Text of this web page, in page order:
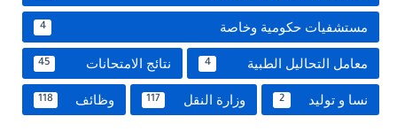
مستشفيات حكومية وخاصة 4
معامل التحاليل الطبية 4 نتائج الامتحانات 45
نسا و توليد 2 وزارة النقل 117 وظائف 118